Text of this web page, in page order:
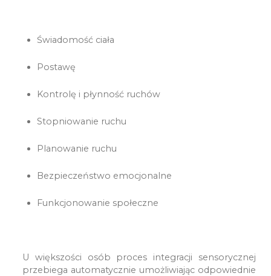
Świadomość ciała
Postawę
Kontrolę i płynność ruchów
Stopniowanie ruchu
Planowanie ruchu
Bezpieczeństwo emocjonalne
Funkcjonowanie społeczne
U większości osób proces integracji sensorycznej
przebiega automatycznie umożliwiając odpowiednie